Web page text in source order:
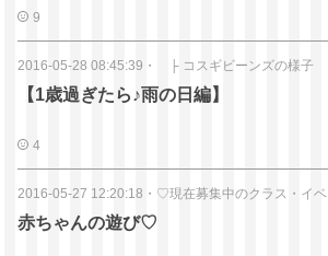
9
2016-05-28 08:45:39 ・ ├ コスギビーンズの様子
【1歳過ぎたら♪雨の日編】
4
2016-05-27 12:20:18 ・ ♡現在募集中のクラス・イベント
赤ちゃんの遊び♡